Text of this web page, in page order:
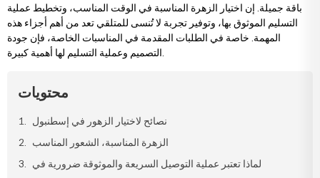
زهور الخطوبة وعقد القران
زهور للحبيب
زهور للأصدقاء
زهور للمعلمين
كابتشينو
باقات الستريليتزيا
باقات التوليب
باقات الفاوانيا
باقات الياقوتية
تنسيقات الفاوانيا
تنسيقات في السلال
تنسيقات ميجا
تنسيقات وتصاميم فاخرة
باقة جميلة. إن اختيار الزهرة المناسبة في الوقت المناسب، وتخطيط عملية
التسليم الموثوق بها، وتوفير تجربة لا تُنسى للمتلقي تعد من أهم أجزاء هذه
المهمة. خاصة في الطلبات المقدمة في المناسبات الخاصة، فإن جودة
التصميم وعملية التسليم لها أهمية كبيرة.
محتويات
نصائح لاختيار الزهور في إسطنبول
الزهرة المناسبة، الشعور المناسب
لماذا تعتبر عملية التوصيل السريعة والموثوقة ضرورية في